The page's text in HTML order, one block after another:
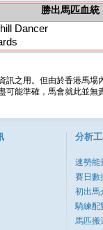
勝出馬匹血統
Dancer
訊之用。但由於香港馬
能準確，馬會就此並
分析
速勢能
賽日數
初出馬
騎練配
馬匹搬